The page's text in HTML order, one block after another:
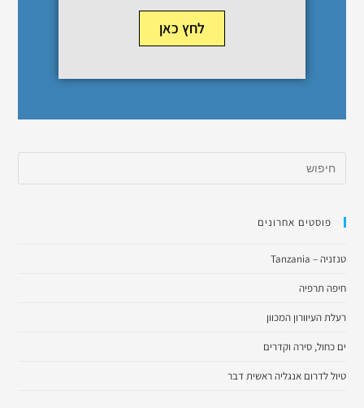
לחץ כאן
פוסטים אחרונים
טנזניה – Tanzania
חיפה תרפיה
רעלת העיוורון המכוון
ים כחול, סירה וקדרים
טיול לדרום אנגליה ראשית דבר